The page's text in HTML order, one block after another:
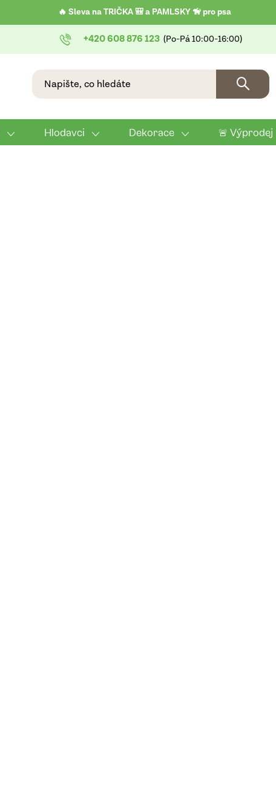
🔥 Sleva na TRIČKA 🎒 a PAMLSKY 🦮 pro psa
+420 608 876 123
Hlodavci Dekorace 🚨 Výprodej